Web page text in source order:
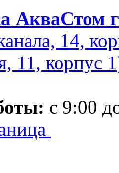
АкваСтом
14,
11, корпус
с 9:00